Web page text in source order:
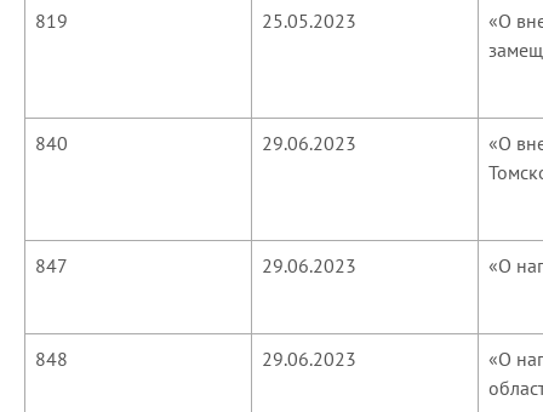
819 25.05.2023
«О
840 29.06.2023
«О
847 29.06.2023 «О
848 29.06.2023
«О